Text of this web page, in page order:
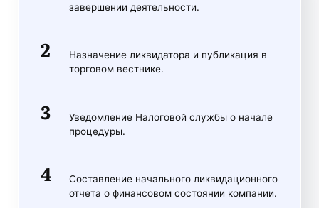
завершении деятельности.
Назначение ликвидатора и публикация в
торговом вестнике.
Уведомление Налоговой службы о начале
процедуры.
Составление начального ликвидационного
отчета о финансовом состоянии компании.